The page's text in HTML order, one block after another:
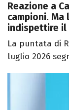
Reazione a
campioni.
indispettire il
La puntata di
luglio 2026